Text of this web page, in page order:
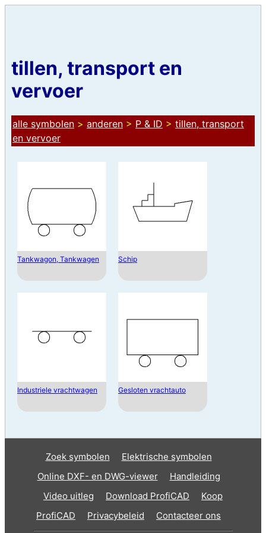
tillen, transport en
vervoer
alle symbolen > anderen > P & ID > tillen, transport
en vervoer
Tankwagon, Tankwagen Schip
Industriele vrachtwagen Gesloten vrachtauto
Zoek symbolen
Elektrische symbolen
Online DXF- en DWG-viewer
Handleiding
Video uitleg
Download ProfiCAD
Koop
ProfiCAD
Privacybeleid Contacteer ons